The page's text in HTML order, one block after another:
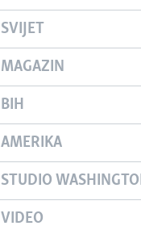
SVIJET
MAGAZIN
BIH
AMERIKA
STUDIO
VIDEO